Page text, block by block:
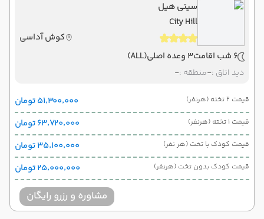
سیتی هیل
City Hill
کوش آداسی
6 شب اقامت
3 وعده اصلی
(ALL)
دید اتاق :-منطقه :-
قیمت 2 تخته (هرنفر) ۵۱٬۳۰۰٬۰۰۰ تومان
قیمت 1 تخته (هرنفر) ۶۳٬۷۲۰٬۰۰۰ تومان
قیمت کودک با تخت (هر نفر) ۳۵٬۱۰۰٬۰۰۰ تومان
قیمت کودک بدون تخت (هرنفر) ۲۵٬۰۰۰٬۰۰۰ تومان
مشاوره و رزرو رایگان